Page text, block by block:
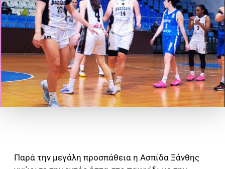
Παρά την μεγάλη προσπάθεια η Ασπίδα Ξάνθης